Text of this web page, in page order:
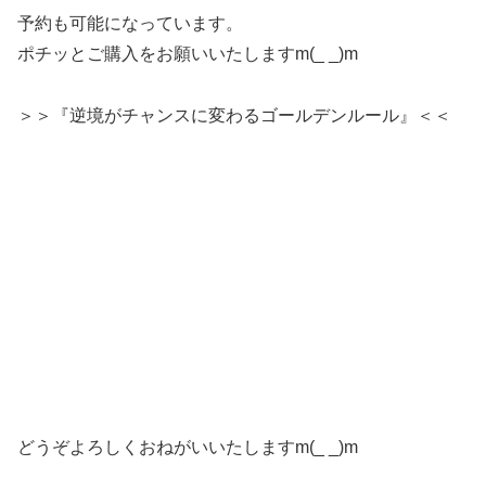
予約も可能になっています。
ポチッとご購入をお願いいたしますm(_ _)m
＞＞『逆境がチャンスに変わるゴールデンルール』＜＜
どうぞよろしくおねがいいたしますm(_ _)m